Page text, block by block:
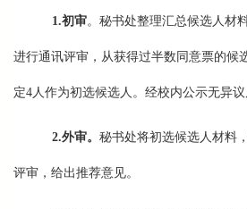
1.初审。秘书处整理汇总候选人材
进行通讯评审，从获得过半数同意票的候
定4人作为初选候选人。经校内公示无异议
2.外审。 秘书处将初选候选人材料
评审，给出推荐意见。